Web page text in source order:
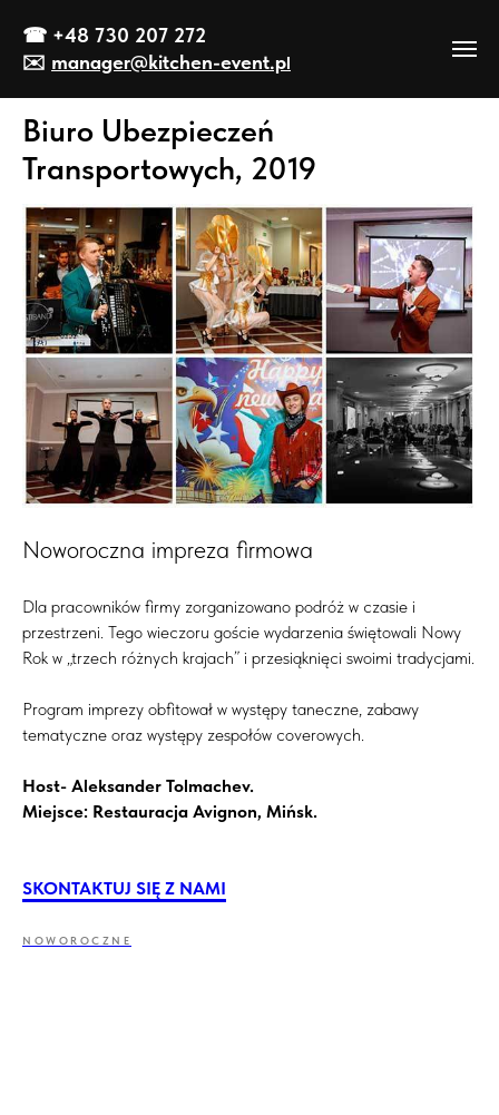
☎ +48 730 207 272
✉️ manager@kitchen-event.pl
Biuro Ubezpieczeń
Transportowych, 2019
Noworoczna impreza firmowa
Dla pracowników firmy zorganizowano podróż w czasie i
przestrzeni. Tego wieczoru goście wydarzenia świętowali Nowy
Rok w „trzech różnych krajach” i przesiąknięci swoimi tradycjami.
Program imprezy obfitował w występy taneczne, zabawy
tematyczne oraz występy zespołów coverowych.
Host- Aleksander Tolmachev.
Miejsce: Restauracja Avignon, Mińsk.
SKONTAKTUJ SIĘ Z NAMI
NOWOROCZNE